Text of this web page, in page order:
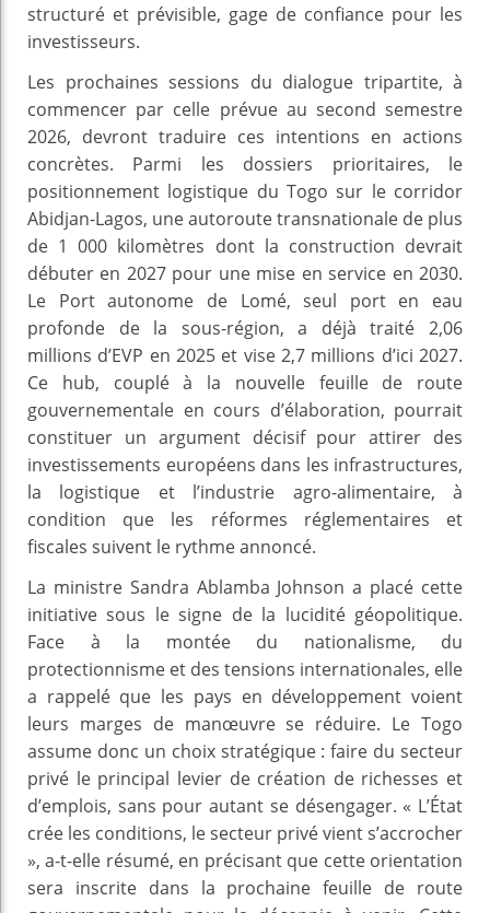
structuré et prévisible, gage de confiance pour les
investisseurs.
Les prochaines sessions du dialogue tripartite, à
commencer par celle prévue au second semestre
2026, devront traduire ces intentions en actions
concrètes. Parmi les dossiers prioritaires, le
positionnement logistique du Togo sur le corridor
Abidjan-Lagos, une autoroute transnationale de plus
de 1 000 kilomètres dont la construction devrait
débuter en 2027 pour une mise en service en 2030.
Le Port autonome de Lomé, seul port en eau
profonde de la sous-région, a déjà traité 2,06
millions d’EVP en 2025 et vise 2,7 millions d’ici 2027.
Ce hub, couplé à la nouvelle feuille de route
gouvernementale en cours d’élaboration, pourrait
constituer un argument décisif pour attirer des
investissements européens dans les infrastructures,
la logistique et l’industrie agro-alimentaire, à
condition que les réformes réglementaires et
fiscales suivent le rythme annoncé.
La ministre Sandra Ablamba Johnson a placé cette
initiative sous le signe de la lucidité géopolitique.
Face à la montée du nationalisme, du
protectionnisme et des tensions internationales, elle
a rappelé que les pays en développement voient
leurs marges de manœuvre se réduire. Le Togo
assume donc un choix stratégique : faire du secteur
privé le principal levier de création de richesses et
d’emplois, sans pour autant se désengager. « L’État
crée les conditions, le secteur privé vient s’accrocher
», a-t-elle résumé, en précisant que cette orientation
sera inscrite dans la prochaine feuille de route